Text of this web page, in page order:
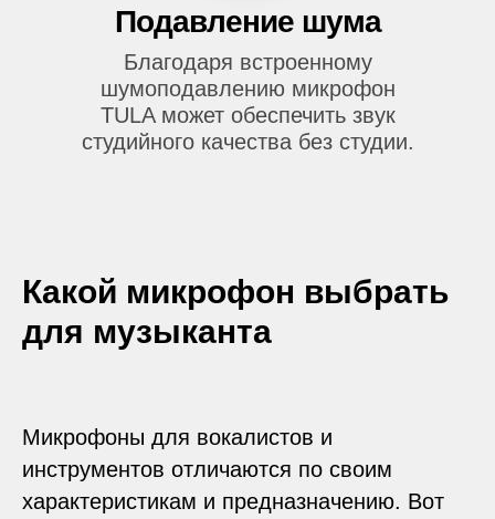
Подавление шума
Благодаря встроенному
шумоподавлению микрофон
TULA может обеспечить звук
студийного качества без студии.
Какой микрофон выбрать
для музыканта
Микрофоны для вокалистов и
инструментов отличаются по своим
характеристикам и предназначению. Вот